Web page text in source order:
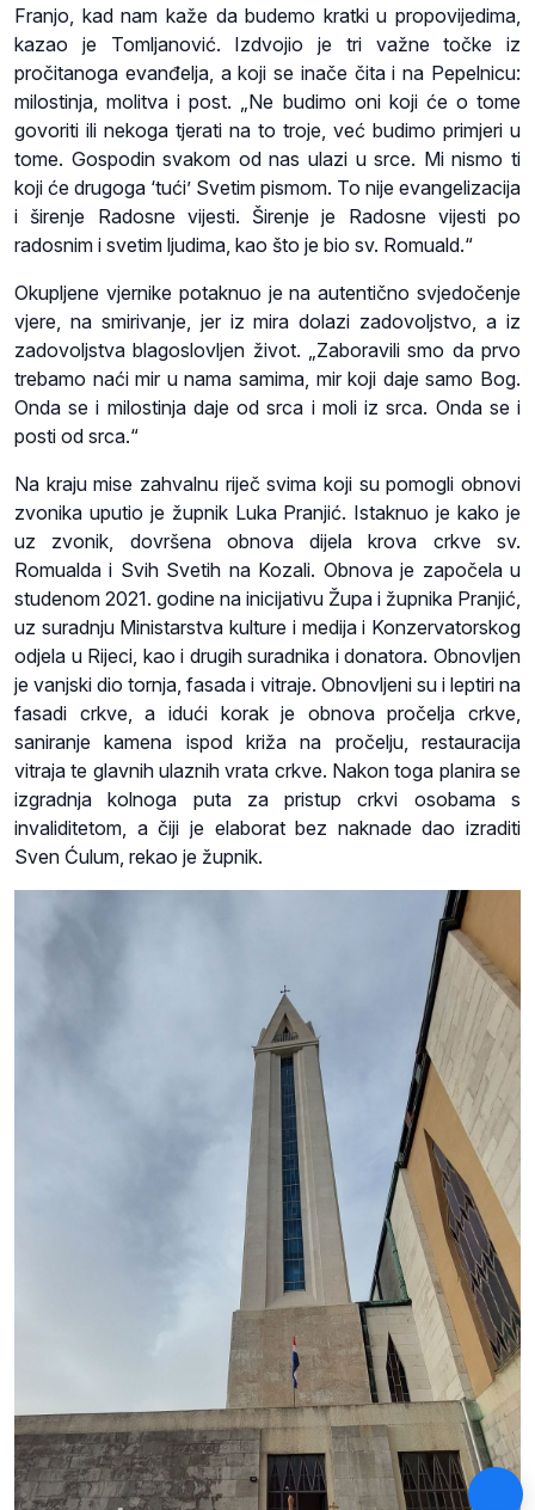
Franjo, kad nam kaže da budemo kratki u propovijedima,
kazao je Tomljanović. Izdvojio je tri važne točke iz
pročitanoga evanđelja, a koji se inače čita i na Pepelnicu:
milostinja, molitva i post. „Ne budimo oni koji će o tome
govoriti ili nekoga tjerati na to troje, već budimo primjeri u
tome. Gospodin svakom od nas ulazi u srce. Mi nismo ti
koji će drugoga ‘tući’ Svetim pismom. To nije evangelizacija
i širenje Radosne vijesti. Širenje je Radosne vijesti po
radosnim i svetim ljudima, kao što je bio sv. Romuald.“
Okupljene vjernike potaknuo je na autentično svjedočenje
vjere, na smirivanje, jer iz mira dolazi zadovoljstvo, a iz
zadovoljstva blagoslovljen život. „Zaboravili smo da prvo
trebamo naći mir u nama samima, mir koji daje samo Bog.
Onda se i milostinja daje od srca i moli iz srca. Onda se i
posti od srca.“
Na kraju mise zahvalnu riječ svima koji su pomogli obnovi
zvonika uputio je župnik Luka Pranjić. Istaknuo je kako je
uz zvonik, dovršena obnova dijela krova crkve sv.
Romualda i Svih Svetih na Kozali. Obnova je započela u
studenom 2021. godine na inicijativu Župa i župnika Pranjić,
uz suradnju Ministarstva kulture i medija i Konzervatorskog
odjela u Rijeci, kao i drugih suradnika i donatora. Obnovljen
je vanjski dio tornja, fasada i vitraje. Obnovljeni su i leptiri na
fasadi crkve, a idući korak je obnova pročelja crkve,
saniranje kamena ispod križa na pročelju, restauracija
vitraja te glavnih ulaznih vrata crkve. Nakon toga planira se
izgradnja kolnoga puta za pristup crkvi osobama s
invaliditetom, a čiji je elaborat bez naknade dao izraditi
Sven Ćulum, rekao je župnik.